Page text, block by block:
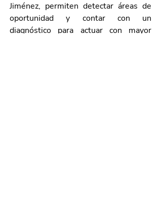
Jiménez, permiten detectar áreas de
oportunidad y contar con un
diagnóstico para actuar con mayor